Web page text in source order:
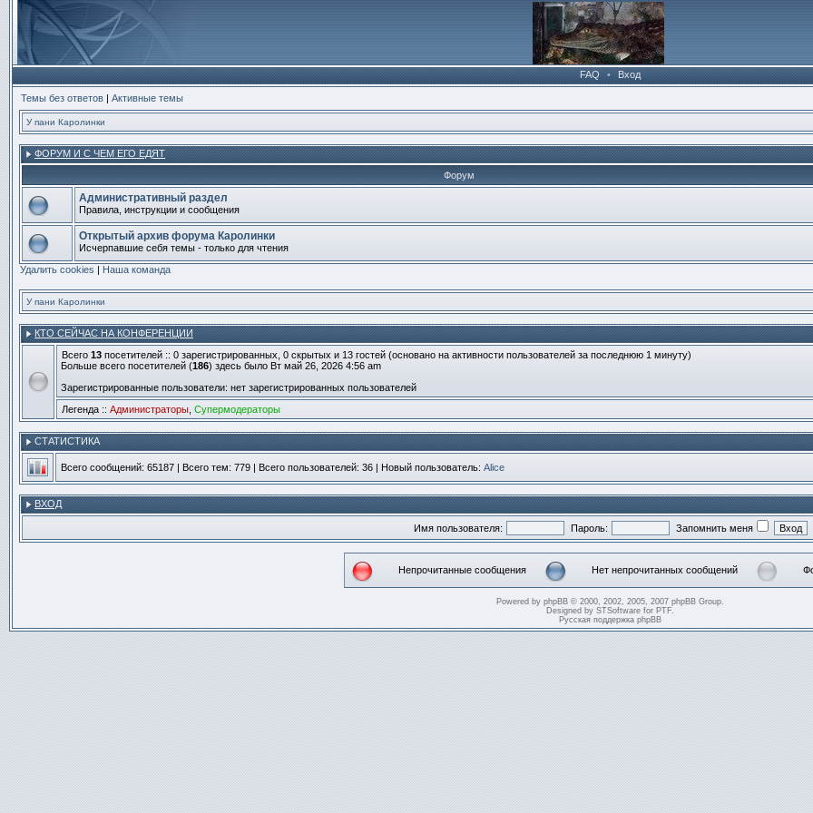
FAQ • Вход
Темы без ответов | Активные темы
У пани Каролинки
ФОРУМ И С ЧЕМ ЕГО ЕДЯТ
Форум
Нет
непрочитанных
сообщений
Административный раздел
Правила, инструкции и сообщения
Нет
непрочитанных
Открытый архив форума Каролинки
Исчерпавшие себя темы - только для чтения
Удалить cookies | Наша команда
У пани Каролинки
КТО СЕЙЧАС НА КОНФЕРЕНЦИИ
Всего 13 посетителей :: 0 зарегистрированных, 0 скрытых и 13 гостей (основано на активности пользователей за последнюю 1 минуту)
Больше всего посетителей (186) здесь было Вт май 26, 2026 4:56 am
Зарегистрированные пользователи: нет зарегистрированных пользователей
Легенда :: Администраторы Супермодераторы
СТАТИСТИКА
Всего сообщений: 65187 | Всего тем: 779 | Всего пользователей: 36 | Новый пользователь: Alice
ВХОД
Имя пользователя: Пароль: Запомнить меня
Непрочитанные
Непрочитанные сообщения
Нет
непрочитанных
сообщений
Нет непрочитанных сообщений
Нет
Powered by phpBB© 2000, 2002, 2005, 2007 phpBB Group.
Designed by STSoftwarefor PTF.
Русская поддержка phpBB